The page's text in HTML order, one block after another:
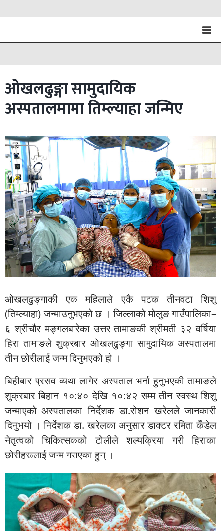
ओखलढुङ्गा सामुदायिक
अस्पतालमामा तिम्ल्याहा जन्मिए
ओखलढुङ्गाकी एक महिलाले एकै पटक तीनवटा शिशु
(तिम्ल्याहा) जन्माउनुभएको छ । जिल्लाको मोलुङ गाउँपालिका–
६ श्रीचौर मङ्गलबारेका उत्तर तामाङकी श्रीमती ३२ वर्षिया
हिरा तामाङले शुक्रबार ओखलढुङ्गा सामुदायिक अस्पतालमा
तीन छोरीलाई जन्म दिनुभएको हो ।
बिहीबार प्रसव व्यथा लागेर अस्पताल भर्ना हुनुभएकी तामाङले
शुक्रबार बिहान १०:४० देखि १०:४२ सम्म तीन स्वस्थ शिशु
जन्माएको अस्पतालका निर्देशक डा.रोशन खरेलले जानकारी
दिनुभयो । निर्देशक डा. खरेलका अनुसार डाक्टर रमिता कँडेल
नेतृत्वको चिकित्सकको टोलीले शल्यक्रिया गरी हिराका
छोरीहरूलाई जन्म गराएका हुन् ।